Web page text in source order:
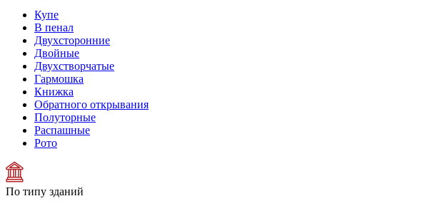
Купе
В пенал
Двухсторонние
Двойные
Двухстворчатые
Гармошка
Книжка
Обратного открывания
Полуторные
Распашные
Рото
По типу зданий